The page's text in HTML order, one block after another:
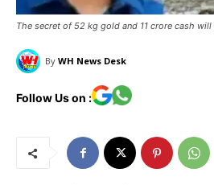
The secret of 52 kg gold and 11 crore cash will
By WH News Desk
Follow Us on :